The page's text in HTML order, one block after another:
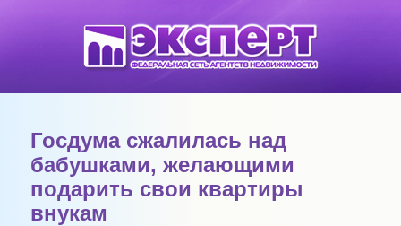
Госдума сжалилась над
бабушками, желающими
подарить свои квартиры
внукам